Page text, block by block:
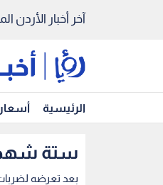
آخر أخبار الأردن
الرئيسية
ستة
بعد تعرضه